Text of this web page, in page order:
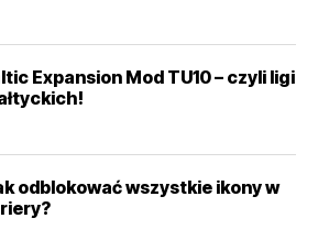
Expansion Mod TU10 – czyli ligi
odblokować wszystkie ikony w